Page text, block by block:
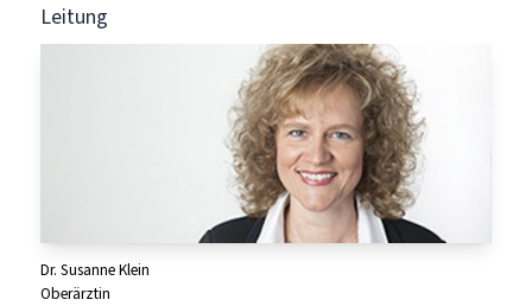
Leitung
Dr. Susanne Klein
Oberärztin